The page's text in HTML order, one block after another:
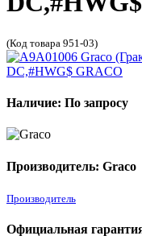
(Код товара 951-03)
Наличие: По запросу
Производитель: Graco
Производитель
Официальная